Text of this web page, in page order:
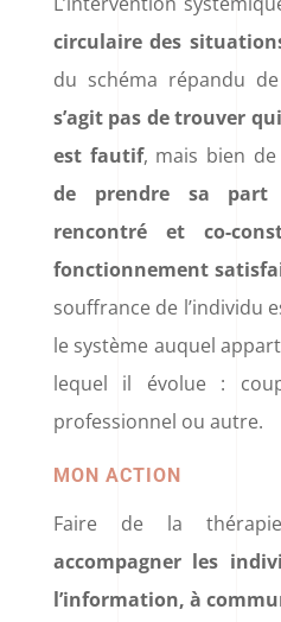
circulaire des
du schéma répandu
s’agit pas de trouver
est fautif, mais bien de
de prendre sa part
rencontré et co-
fonctionnement
souffrance de l’individu
le système auquel
lequel il évolue :
professionnel ou autre.
MON ACTION
Faire de la thérapie
accompagner les
l’information, à